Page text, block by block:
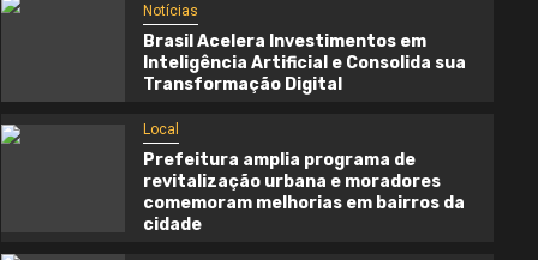
Onde a Informação Encontra o Seu
Notícias
Brasil Acelera Investimentos em
Inteligência Artificial e Consolida sua
Transformação Digital
Local
Prefeitura amplia programa de
revitalização urbana e moradores
comemoram melhorias em bairros da
cidade